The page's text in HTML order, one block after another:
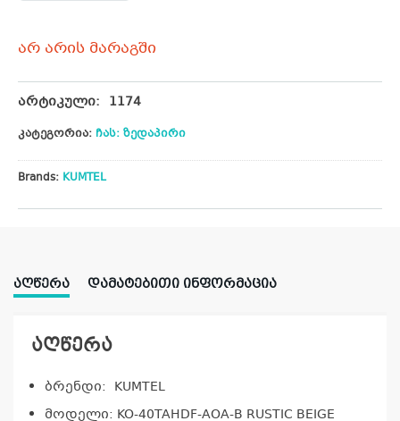
არ არის მარაგში
არტიკული: 1174
კატეგორია: ჩას: ზედაპირი
Brands: KUMTEL
ᲐᲦᲬᲔᲠᲐ ᲓᲐᲛᲐᲢᲔᲑᲘᲗᲘ ᲘᲜᲤᲝᲠᲛᲐᲪᲘᲐ
აღწერა
ბრენდი: KUMTEL
მოდელი: KO-40TAHDF-AOA-B RUSTIC BEIGE